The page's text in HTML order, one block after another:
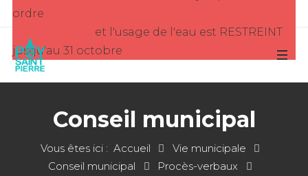
ordre
et l'usage de l'eau est RESTREINT
jusqu'au 31 octobre
Conseil municipal
Vous êtes ici : Accueil
Vie municipale
Conseil municipal
Procès-verbaux